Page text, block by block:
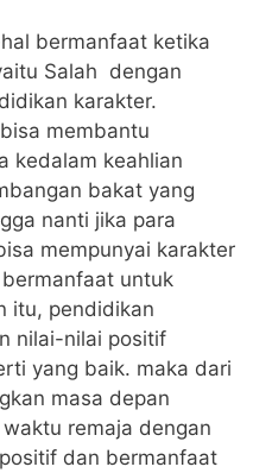
bermanfaat ketika
Salah dengan
karakter.
membantu
kedalam keahlian
bakat yang
nanti jika para
mempunyai karakter
untuk
itu, pendidikan
nilai-nilai positif
yang baik. maka dari
masa depan
remaja dengan
dan bermanfaat